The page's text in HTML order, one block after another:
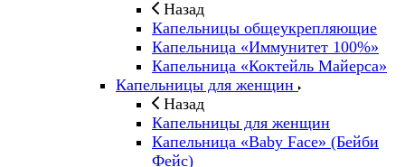
Назад
Капельницы общеукрепляющие
Капельница «Иммунитет 100%»
Капельница «Коктейль Майерса»
Капельницы для женщин
Назад
Капельницы для женщин
Капельница «Baby Face» (Бейби
Фейс)